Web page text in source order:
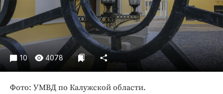
Погода
Праздники
Происшествия
Экономика и бизнес
ПРОЕКТЫ
10 4078
Фото: УМВД по Калужской области.